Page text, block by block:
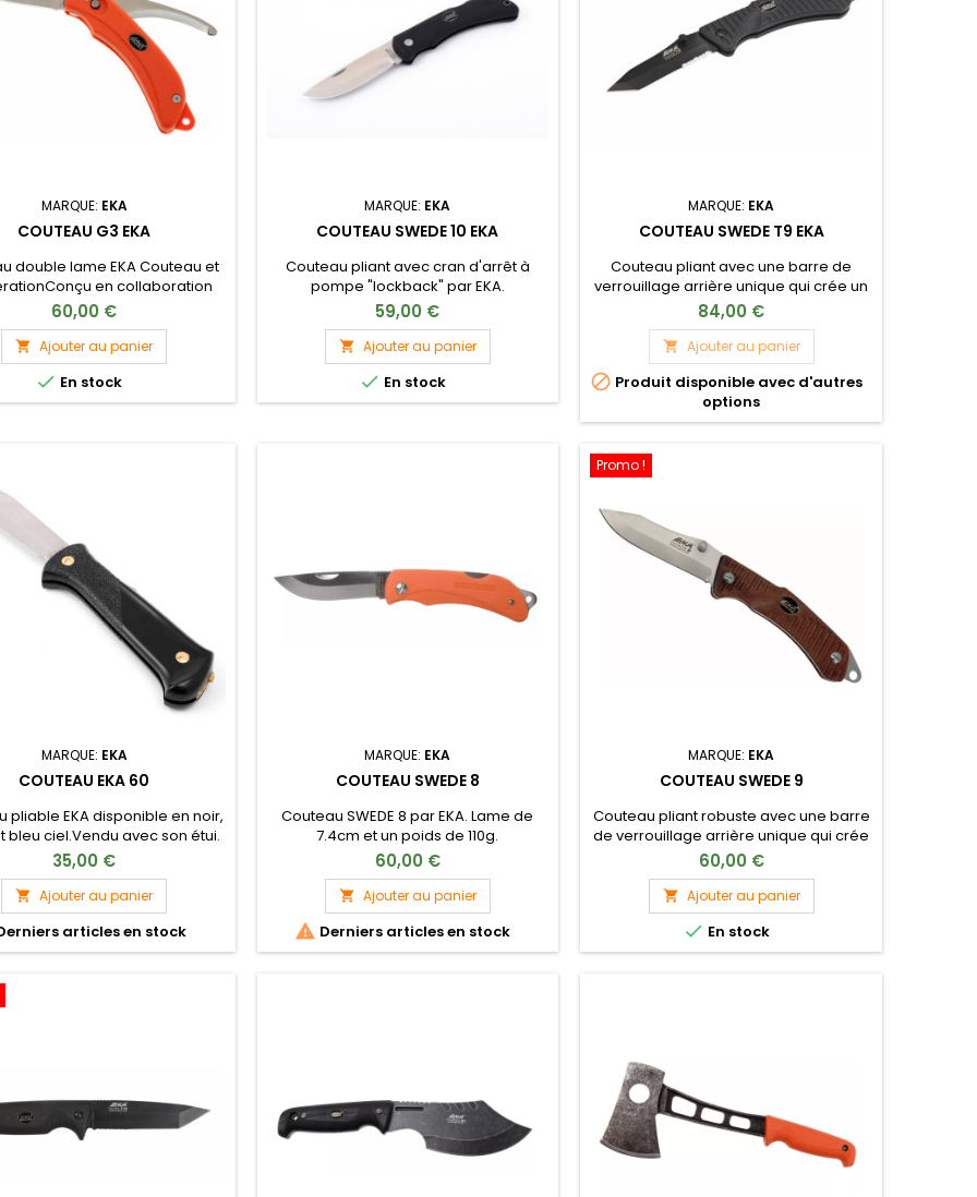
MARQUE: EKA
COUTEAU G3 EKA
double lame EKA Couteau et
en collaboration
le célèbre maître forestier
Ekberg et fabriqué par la
suédoise EKA.Le Swingblade
un couteau de chasse haut de
alliant polyvalence,
et compact.Disponible en
60,00 €
 Ajouter au panier
 En stock
MARQUE: EKA
COUTEAU SWEDE 10 EKA
Couteau pliant avec cran d'arrêt à
pompe "lockback" par EKA.
59,00 €
 Ajouter au panier
 En stock
MARQUE: EKA
COUTEAU SWEDE T9 EKA
Couteau pliant avec une barre de
verrouillage arrière unique qui crée un
blocage de la lame et une prise en
main confortable pour une
performance ultime. Bouton
d'ouverture d'une main. Lame pointue
avec dentelure qui convient à tous
types d'opérations. Manche G10 avec
des vis mécaniques de précision ,
84,00 €
 Ajouter au panier
 Produit disponible avec d'autres
options
MARQUE: EKA
COUTEAU EKA 60
pliable EKA disponible en noir,
bleu ciel.Vendu avec son étui.
35,00 €
 Ajouter au panier
articles en stock
MARQUE: EKA
COUTEAU SWEDE 8
Couteau SWEDE 8 par EKA. Lame de
7.4cm et un poids de 110g.
60,00 €
 Ajouter au panier
 Derniers articles en stock
Promo !
MARQUE: EKA
COUTEAU SWEDE 9
Couteau pliant robuste avec une barre
de verrouillage arrière unique qui crée
un blocage de la lame et une prise en
main confortable. Bouton d'ouverture
d'une main Assemblé avec des vis
mécaniques de précision, permettant
un démontage complet pour le
nettoyage. Manche en G10. Trou pour le
60,00 €
 Ajouter au panier
 En stock